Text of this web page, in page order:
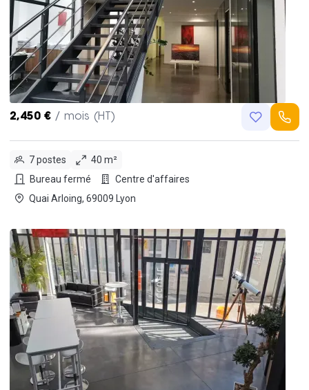
2,450 € / mois (HT)
7 postes
40 m²
Bureau fermé
Centre d'affaires
Quai Arloing, 69009 Lyon